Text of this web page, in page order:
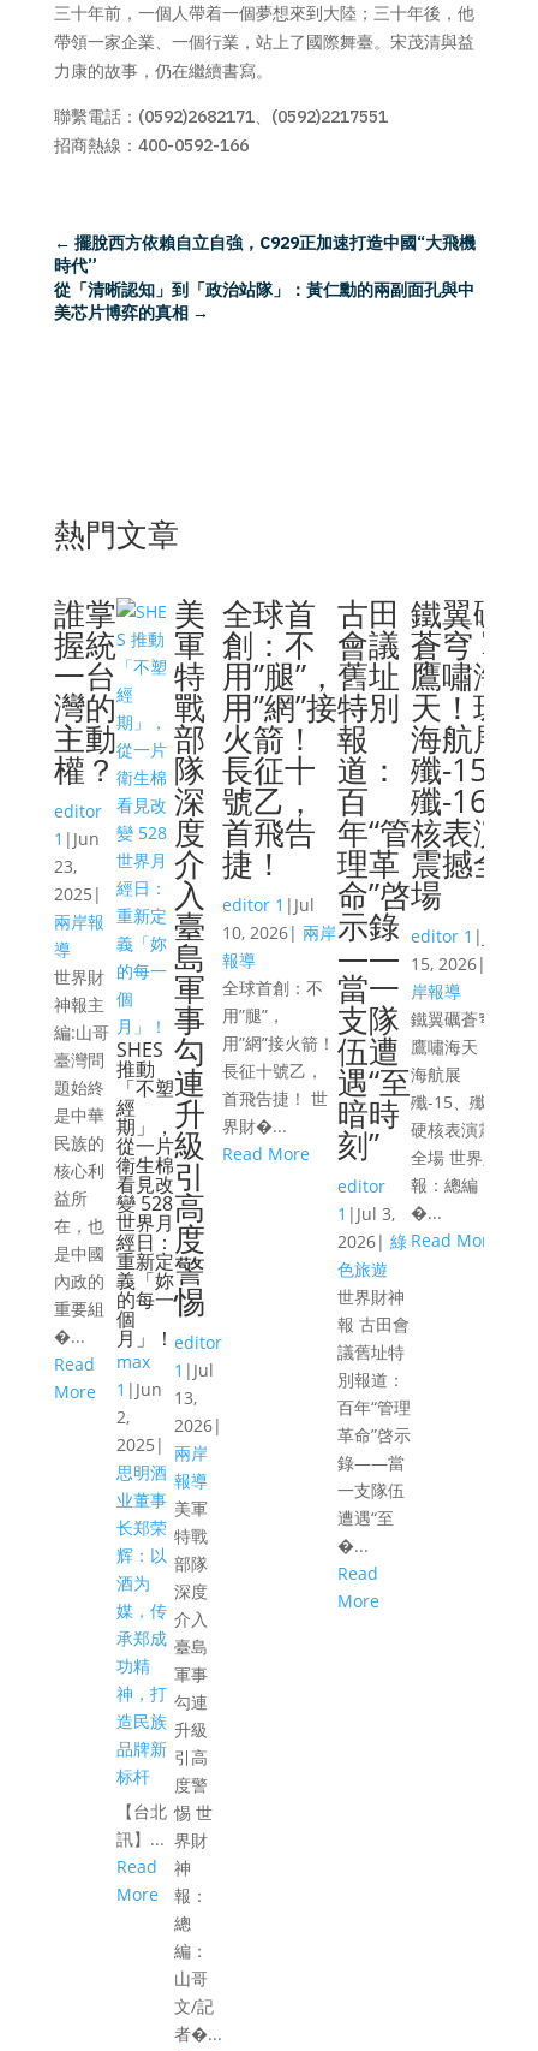
三十年前，一個人帶着一個夢想來到大陸；三十年後，他
帶領一家企業、一個行業，站上了國際舞臺。宋茂清與益
力康的故事，仍在繼續書寫。
聯繫電話：(0592)2682171、(0592)2217551
招商熱線：400-0592-166
← 擺脫西方依賴自立自強，C929正加速打造中國“大飛機
時代”
從「清晰認知」到「政治站隊」：黃仁勳的兩副面孔與中
美芯片博弈的真相→
熱門文章
誰掌
握統
一台
灣的
主動
權？
editor
1 | Jun
23,
2025 |
兩岸報
導
世界財
神報主
編:山哥
臺灣問
題始終
是中華
民族的
核心利
益所
在，也
是中國
內政的
重要組
�...
Read
More
SHES
推動
「不塑
經
期」，
從一片
衛生棉
看見改
變 528
世界月
經日：
重新定
義「妳
的每一
個
月」！
max
1 | Jun
2,
2025 |
思明酒
业董事
长郑荣
辉：以
酒为
媒，传
承郑成
功精
神，打
造民族
品牌新
标杆
【台北
訊】...
Read
More
美
軍
特
戰
部
隊
深
度
介
入
臺
島
軍
事
勾
連
升
級
引
高
度
警
惕
editor
1 | Jul
13,
2026|
兩岸
報導
美軍
特戰
部隊
深度
介入
臺島
軍事
勾連
升級
引高
度警
惕 世
界財
神
報：
總
編：
山哥
文/記
者�...
全球首
創：不
用”腿”，
用”網”接
火箭！
長征十
號乙，
首飛告
捷！
editor 1 | Jul
10, 2026| 兩岸
報導
全球首創：不
用”腿”，
用”網”接火箭！
長征十號乙，
首飛告捷！ 世
界財�...
Read More
古田
會議
舊址
特別
報
道：
百
年“管
理革
命”啓
示錄
——
當一
支隊
伍遭
遇“至
暗時
刻”
editor
1 | Jul 3,
2026| 綠
色旅遊
世界財神
報 古田會
議舊址特
別報道：
百年“管理
革命”啓示
錄——當
一支隊伍
遭遇“至
�...
Read
More
鐵翼礪
蒼穹 戰
鷹嘯海
天！珠
海航展
殲-15、
殲-16硬
核表演
震撼全
場
editor 1 |
15, 2026|
岸報導
鐵翼礪蒼穹 戰
鷹嘯海天！珠
海航展
殲-15、殲-16
硬核表演震撼
全場 世界財神
報：總編：山
�...
Read More